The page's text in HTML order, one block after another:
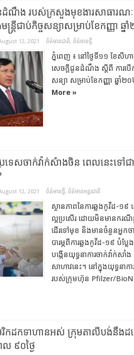
ណឹង របស់ក្រសួងមុខងារសាធារណៈ ស្
ត្រីជាប់កិច្ចសន្យាសម្រាប់ខែកញ្ញា ឆ្ន
12, 2021 ព័ត៌មានជាតិ, ព័ត៌មានថ្មី
ភ្នំពេញ ៖ នៅថ្ងៃទី១១ ខែសី
សេចក្ដីជូនដំណឹង ស្តីពី ការបើក
សន្យា សម្រាប់ខែកញ្ញា ឆ្ន
More »
រទេសចាក់វ៉ាក់សំាងចិន ពេលនេះទ
12, 2021 ព័ត៌មានថ្មី, ព័ត៌មានអន្តរជាតិ
ស្ថានភាពនៃការឆ្លងកូវីដ-១
ល្អប្រសើរ ដោយមិនមានករណី
ដើរទៅមុខ និងមានចំនួនអ្នកច
បារម្ភពីការឆ្លងកូវីដ-១៩ បំប្
បង្កើនយុទ្ធនាការចាក់វ៉ាក់សាំ
សាហាវនេះ។ នៅក្នុងយុទ្ធនាក
របស់ក្រុមហ៊ុន Pfilzer/
កដកទាហានអស់ ក្រុមតាលីបង់នឹងដណ្
ល ៩០ថ្ងៃ